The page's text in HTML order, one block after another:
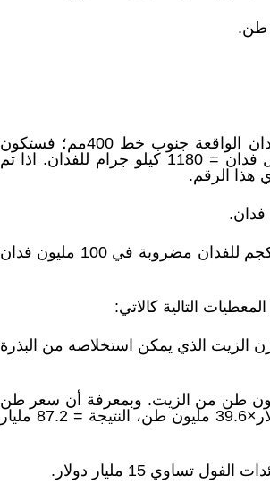
إذا تم استغلال 100 مليون فدان في زراعة الفول السوداني من إجمالي الـ120 مليون فدان الواقعة جنوب خط 400مم؛ فستكون
النتيجة كالاتي: متوسط إنتاج فدان الفول السوداني المطرى في أميركا = 2600 رطل لكل فدان = 1180 كيلو جرام للفدان. اذا تم
هذا الرقم.
فإذا تم استخدام التفنية الحديثة سيكون إنتاج السودان الكلي من الفول السوداني = 1180 كجم للفدان مضروبة في 100 مليون فدان
التالية كالاتي:
وزن محصول الفول، و تشكل القشرة الـ30% الباقية، وزن الزيت الذي يمكن استخلاصه من البذرة
وزن البذرة × 118مليون طن × 0.48هي نسبة الزيت إلى البذرة = 39.6 مليون طن من الزيت. وبمعرفة أن سعر طن
زيت الفول السوداني = 2200 دولار للطن، سيكون العائد الإجمالي لزيت الفول =2200 دولار×39.6 مليون طن، النتيجة = 87.2 مليار
15 مليار دولار.